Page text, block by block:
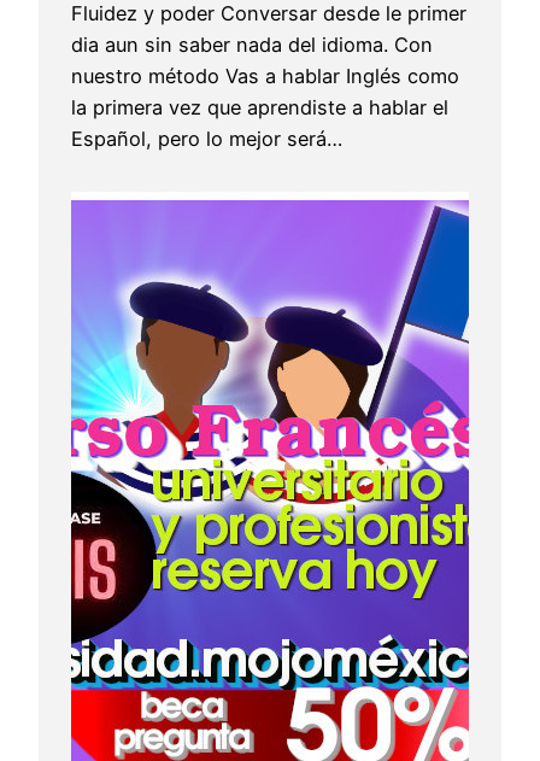
Fluidez y poder Conversar desde le primer
dia aun sin saber nada del idioma. Con
nuestro método Vas a hablar Inglés como
la primera vez que aprendiste a hablar el
Español, pero lo mejor será…